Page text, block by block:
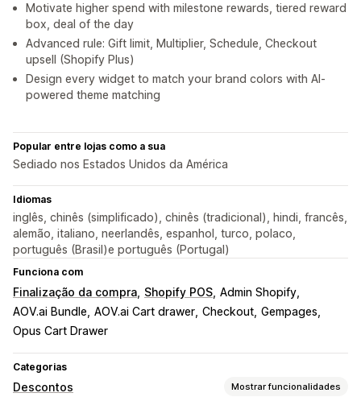
Motivate higher spend with milestone rewards, tiered reward
box, deal of the day
Advanced rule: Gift limit, Multiplier, Schedule, Checkout
upsell (Shopify Plus)
Design every widget to match your brand colors with AI-
powered theme matching
Popular entre lojas como a sua
Sediado nos Estados Unidos da América
Idiomas
inglês, chinês (simplificado), chinês (tradicional), hindi, francês,
alemão, italiano, neerlandês, espanhol, turco, polaco,
português (Brasil)e português (Portugal)
Funciona com
Finalização da compra Shopify POS Admin Shopify
AOV.ai Bundle AOV.ai Cart drawer Checkout Gempages
Opus Cart Drawer
Categorias
Descontos Mostrar funcionalidades